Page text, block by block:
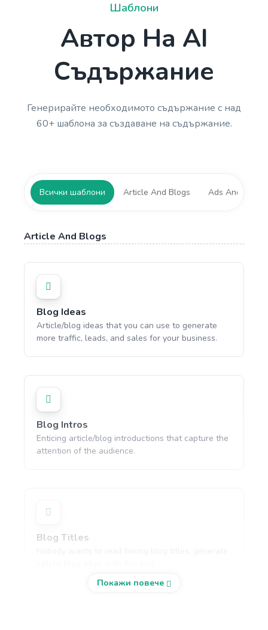
Шаблони
Автор На AI
Съдържание
Генерирайте необходимото съдържание с над
60+ шаблона за създаване на съдържание.
Всички шаблони Article And Blogs Ads And
Article And Blogs
Blog Ideas
Article/blog ideas that you can use to generate
more traffic, leads, and sales for your business.
Blog Intros
Enticing article/blog introductions that capture the
attention of the audience.
Blog Titles
Покажи повече